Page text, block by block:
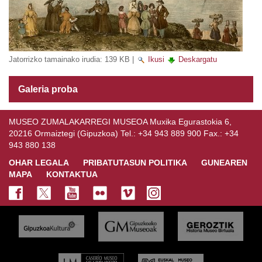
Jatorrizko tamainako irudia: 139 KB Ikusi Deskargatu
Galeria proba
MUSEO ZUMALAKARREGI MUSEOA Muxika Egurastokia 6,
20216 Ormaiztegi (Gipuzkoa) Tel.: +34 943 889 900 Fax.: +34
943 880 138
OHAR LEGALA
PRIBATUTASUN POLITIKA
GUNEAREN
MAPA
KONTAKTUA